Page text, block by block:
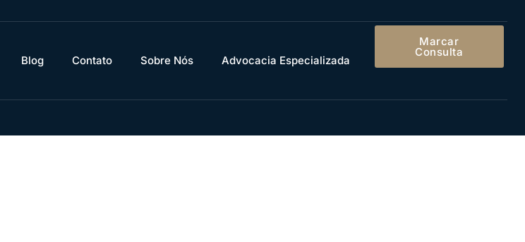
Blog Contato Sobre Nós Advocacia Especializada
Marcar
Consulta